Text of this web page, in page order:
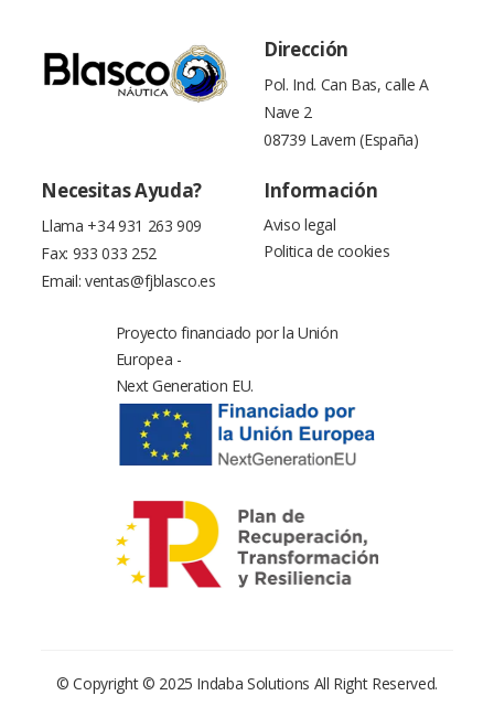
Dirección
Pol. Ind. Can Bas, calle A
Nave 2
08739 Lavern (España)
Necesitas Ayuda?
Llama +34 931 263 909
Fax: 933 033 252
Email: ventas@fjblasco.es
Información
Aviso legal
Politica de cookies
Proyecto financiado por la Unión
Europea -
Next Generation EU.
© Copyright © 2025 Indaba Solutions All Right Reserved.